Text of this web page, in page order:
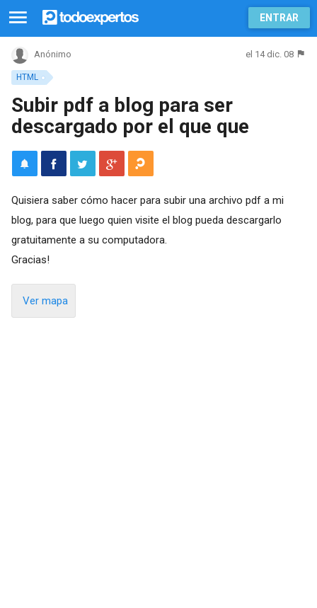
ENTRAR
HTML
Anónimo el 14 dic. 08
Subir pdf a blog para ser
descargado por el que que
Quisiera saber cómo hacer para subir una archivo pdf a mi
blog, para que luego quien visite el blog pueda descargarlo
gratuitamente a su computadora.
Gracias!
Ver mapa